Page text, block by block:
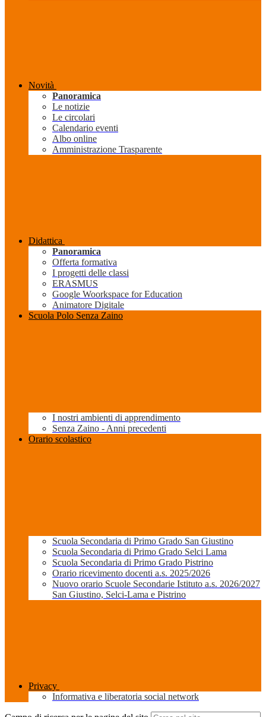
Novità
Panoramica
Le notizie
Le circolari
Calendario eventi
Albo online
Amministrazione Trasparente
Didattica
Panoramica
Offerta formativa
I progetti delle classi
ERASMUS
Google Woorkspace for Education
Animatore Digitale
Scuola Polo Senza Zaino
I nostri ambienti di apprendimento
Senza Zaino - Anni precedenti
Orario scolastico
Scuola Secondaria di Primo Grado San Giustino
Scuola Secondaria di Primo Grado Selci Lama
Scuola Secondaria di Primo Grado Pistrino
Orario ricevimento docenti a.s. 2025/2026
Nuovo orario Scuole Secondarie Istituto a.s. 2026/2027
San Giustino, Selci-Lama e Pistrino
Privacy
Informativa e liberatoria social network